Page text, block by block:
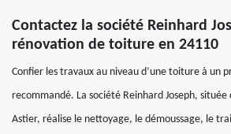
Contactez la société Reinhard
rénovation de toiture en 24110
Confier les travaux au niveau d’une toiture à un
recommandé. La société Reinhard Joseph, située
Astier, réalise le nettoyage, le démoussage, le